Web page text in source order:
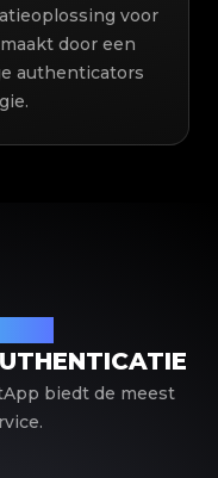
voor
door een
authenticators
biedt de meest